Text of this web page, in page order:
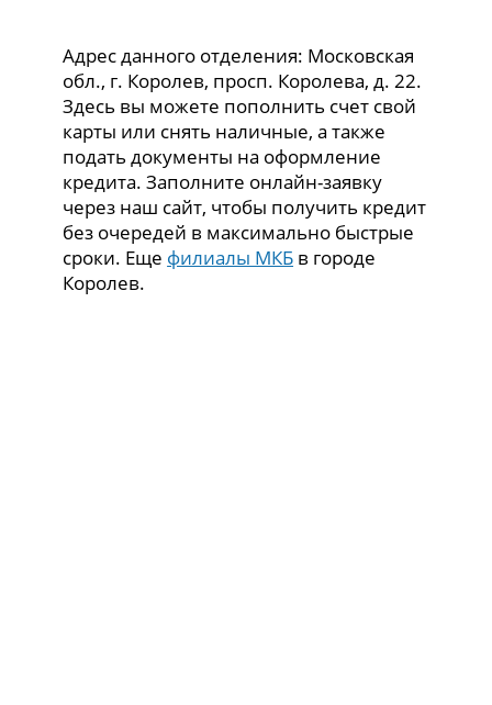
Адрес данного отделения: Московская
обл., г. Королев, просп. Королева, д. 22.
Здесь вы можете пополнить счет свой
карты или снять наличные, а также
подать документы на оформление
кредита. Заполните онлайн-заявку
через наш сайт, чтобы получить кредит
без очередей в максимально быстрые
сроки. Еще филиалы МКБ в городе
Королев.